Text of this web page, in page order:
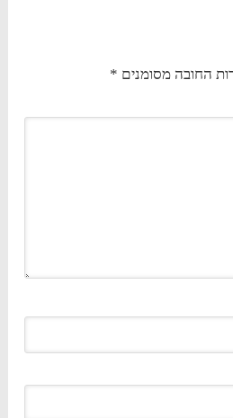
החובה מסומנים *